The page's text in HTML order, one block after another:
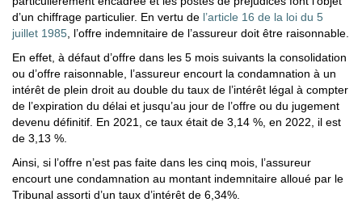
d’un chiffrage particulier. En vertu de l’article 16 de la loi du 5
juillet 1985 , l’offre indemnitaire de l’assureur doit être raisonnable.
En effet, à défaut d’offre dans les 5 mois suivants la consolidation
ou d’offre raisonnable, l’assureur encourt la condamnation à un
intérêt de plein droit au double du taux de l’intérêt légal à compter
de l’expiration du délai et jusqu’au jour de l’offre ou du jugement
devenu définitif. En 2021, ce taux était de 3,14 %, en 2022, il est
de 3,13 %.
Ainsi, si l’offre n’est pas faite dans les cinq mois, l’assureur
encourt une condamnation au montant indemnitaire alloué par le
Tribunal assorti d’un taux d’intérêt de 6,34%.